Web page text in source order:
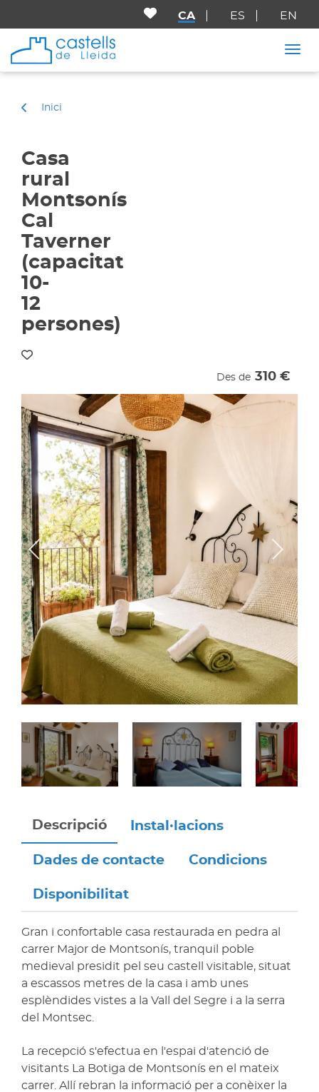
Inici
Casa
rural
Montsonís
Cal
Taverner
(capacitat
10-
12
persones)
Des de 310 €
Descripció Instal·lacions
Dades de contacte Condicions
Disponibilitat
Gran i confortable casa restaurada en pedra al
carrer Major de Montsonís, tranquil poble
medieval presidit pel seu castell visitable, situat
a escassos metres de la casa i amb unes
esplèndides vistes a la Vall del Segre i a la serra
del Montsec.
La recepció s'efectua en l'espai d'atenció de
visitants La Botiga de Montsonís en el mateix
carrer. Allí rebran la informació per a conèixer la
CA ES EN